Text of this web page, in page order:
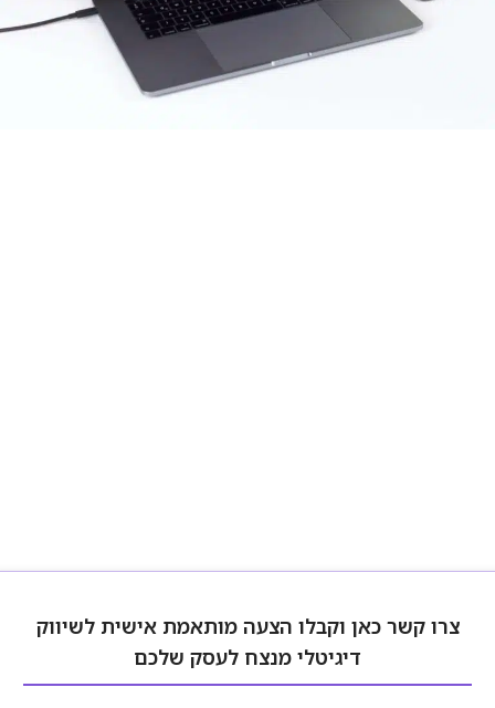
צרו קשר כאן וקבלו הצעה מותאמת אישית לשיווק
דיגיטלי מנצח לעסק שלכם